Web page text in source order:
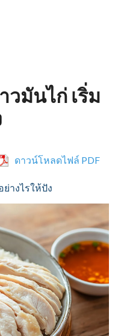
มันไก่ เริ่ม
ดาวน์โหลดไฟล์ PDF
างไรให้ปัง